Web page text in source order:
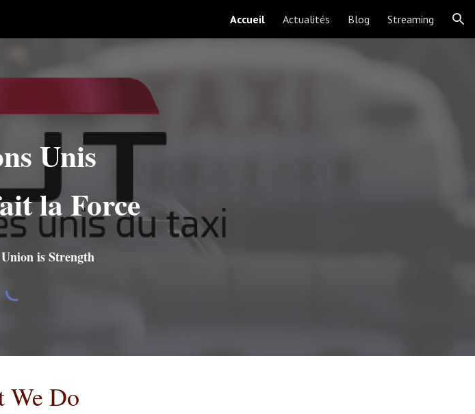
Accueil Actualités Blog Streaming
Unis
la Force
is Strength
We Do